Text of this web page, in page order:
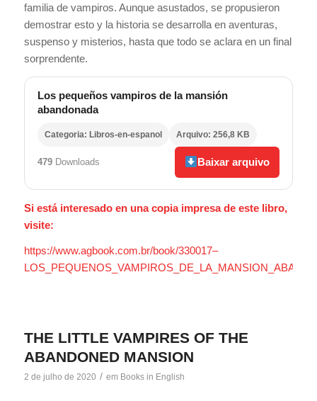
familia de vampiros. Aunque asustados, se propusieron
demostrar esto y la historia se desarrolla en aventuras,
suspenso y misterios, hasta que todo se aclara en un final
sorprendente.
Los pequeños vampiros de la mansión
abandonada
Categoria: Libros-en-espanol Arquivo: 256,8 KB
479Downloads Baixar arquivo
Si está interesado en una copia impresa de este libro,
visite:
https://www.agbook.com.br/book/330017–
THE LITTLE VAMPIRES OF THE
ABANDONED MANSION
2 de julho de 2020 / em Books in English